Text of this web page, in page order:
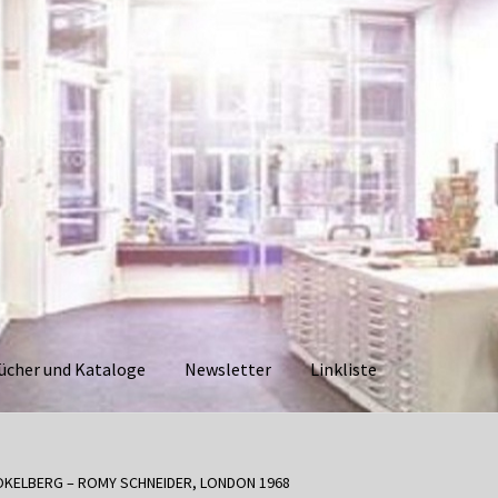
und Kataloge Newsletter Linkliste
– ROMY SCHNEIDER, LONDON 1968